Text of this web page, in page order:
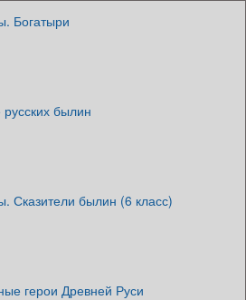
Богатыри
былин
Сказители былин (6 класс)
герои Древней Руси